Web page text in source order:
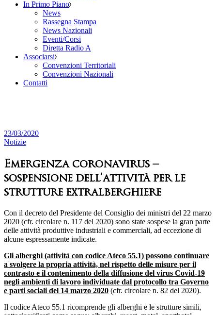
In Primo Piano
News
Rassegna Stampa
News Nazionali
Eventi/Corsi
Diretta Radio A
Associarsi
Convenzioni Territoriali
Convenzioni Nazionali
Contatti
23/03/2020
Notizie
Emergenza coronavirus –
sospensione dell’attività per le
strutture extralberghiere
Con il decreto del Presidente del Consiglio dei ministri del 22 marzo
2020 (cfr. circolare n. 117 del 2020) sono state sospese la gran parte
delle attività produttive industriali e commerciali, ad eccezione di
alcune espressamente indicate.
Gli alberghi (attività con codice Ateco 55.1) possono continuare
a svolgere la propria attività, nel rispetto delle misure per il
contrasto e il contenimento della diffusione del virus Covid-19
negli ambienti di lavoro individuate dal protocollo tra Governo
e parti sociali del 14 marzo 2020 (cfr. circolare n. 82 del 2020).
Il codice Ateco 55.1 ricomprende gli alberghi e le strutture simili,